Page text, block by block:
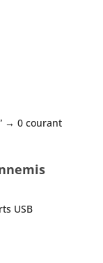
→ 0 courant
USB